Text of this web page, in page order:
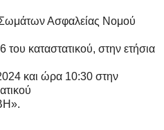
Ασφαλείας Νομού
καταστατικού, στην ετήσια
και ώρα 10:30 στην